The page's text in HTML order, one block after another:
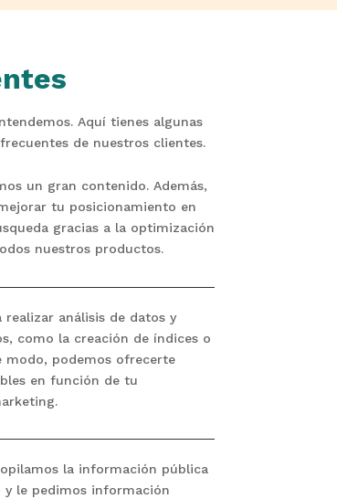
Aquí tienes algunas
de nuestros clientes.
un gran contenido. Además,
tu posicionamiento en
gracias a la optimización
nuestros productos.
realizar análisis de datos y
como la creación de índices o
modo, podemos ofrecerte
en función de tu
la información pública
y le pedimos información